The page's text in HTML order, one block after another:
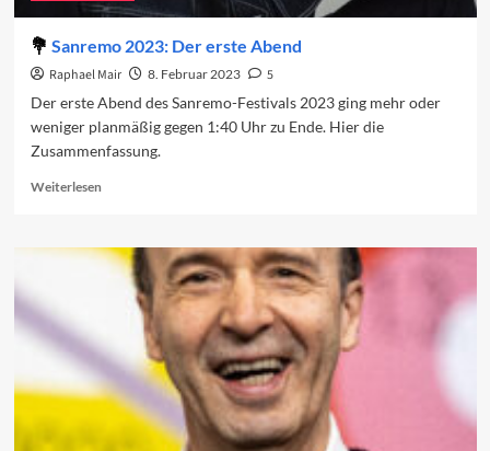
Sanremo 2023: Der erste Abend
Raphael Mair 8. Februar 2023
5
Der erste Abend des Sanremo-Festivals 2023 ging mehr oder
weniger planmäßig gegen 1:40 Uhr zu Ende. Hier die
Zusammenfassung.
WeiterlesenRead
Sanremo
2023: